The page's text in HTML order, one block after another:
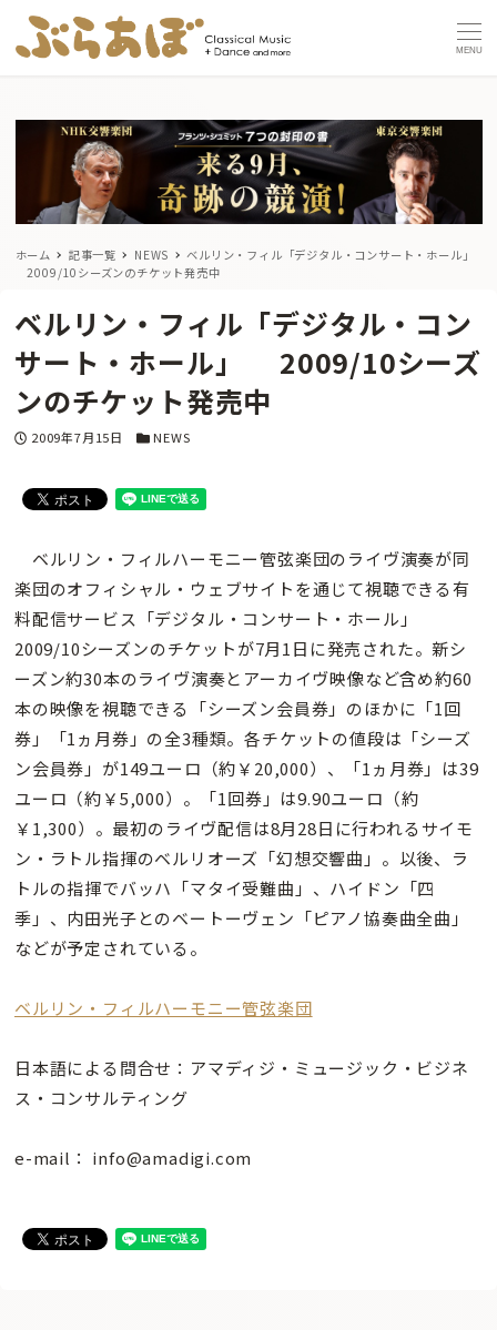
MENU
ホーム 記事一覧 NEWS
ベルリン・フィル「デジタル・コンサート・ホール」
2009/10シーズンのチケット発売中
ベルリン・フィル「デジタル・コン
サート・ホール」 2009/10シーズ
ンのチケット発売中
投稿日
2009年7月15日 カテゴリー
NEWS
ベルリン・フィルハーモニー管弦楽団のライヴ演奏が同
楽団のオフィシャル・ウェブサイトを通じて視聴できる有
料配信サービス「デジタル・コンサート・ホール」
2009/10シーズンのチケットが7月1日に発売された。新シ
ーズン約30本のライヴ演奏とアーカイヴ映像など含め約60
本の映像を視聴できる「シーズン会員券」のほかに「1回
券」「1ヵ月券」の全3種類。各チケットの値段は「シーズ
ン会員券」が149ユーロ（約￥20,000）、「1ヵ月券」は39
ユーロ（約￥5,000）。「1回券」は9.90ユーロ（約
￥1,300）。最初のライヴ配信は8月28日に行われるサイモ
ン・ラトル指揮のベルリオーズ「幻想交響曲」。以後、ラ
トルの指揮でバッハ「マタイ受難曲」、ハイドン「四
季」、内田光子とのベートーヴェン「ピアノ協奏曲全曲」
などが予定されている。
ベルリン・フィルハーモニー管弦楽団
日本語による問合せ：アマディジ・ミュージック・ビジネ
ス・コンサルティング
e-mail： info@amadigi.com